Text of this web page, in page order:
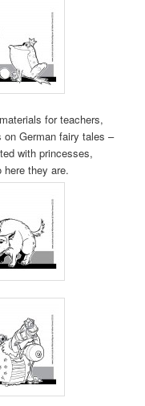
for teachers,
German fairy tales –
with princesses,
they are.